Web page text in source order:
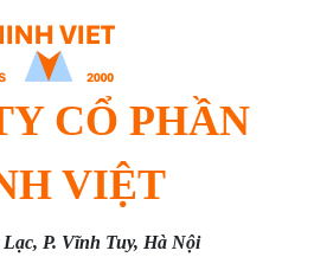
CỔ PHẦN
VIỆT
Lạc, P. Vĩnh Tuy, Hà Nội